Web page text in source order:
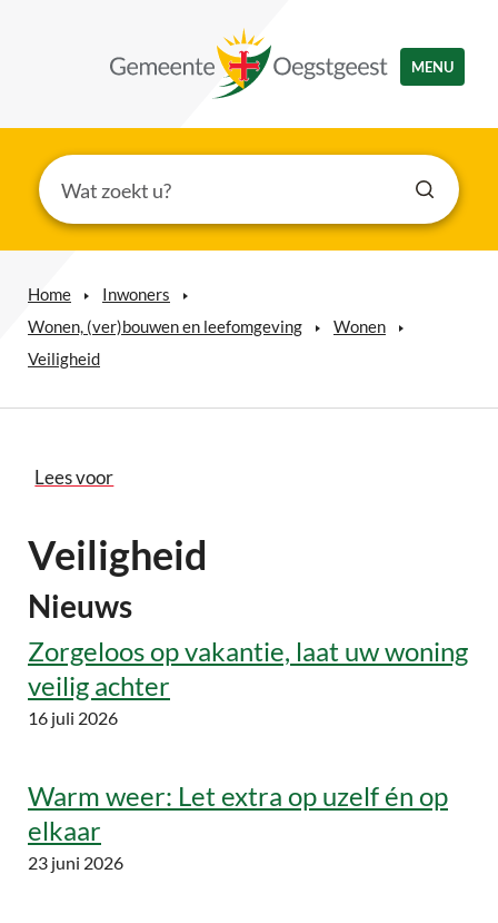
MENU
Home
Inwoners
Wonen, (ver)bouwen en leefomgeving
Wonen
Veiligheid
Lees voor
Veiligheid
Nieuws
Zorgeloos op vakantie, laat uw woning
veilig achter
16 juli 2026
Warm weer: Let extra op uzelf én op
elkaar
23 juni 2026